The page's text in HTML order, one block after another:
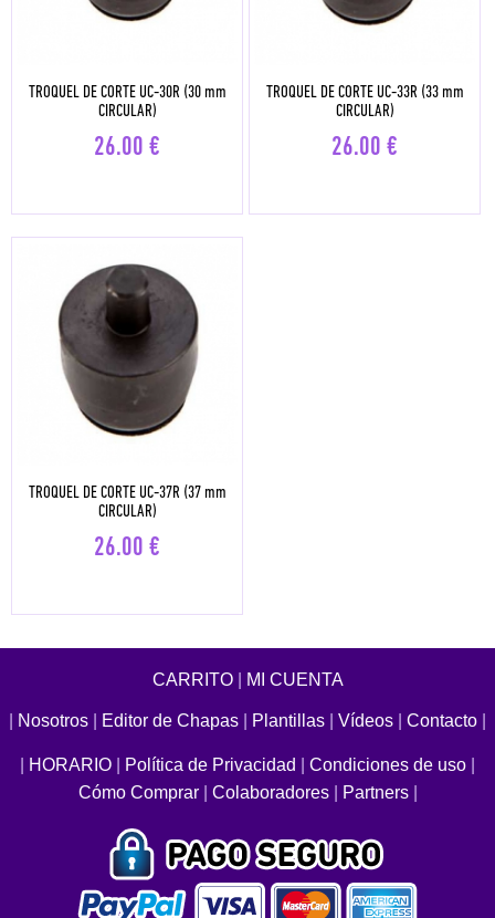
TROQUEL DE CORTE UC-30R (30 mm
CIRCULAR)
26.00 €
TROQUEL DE CORTE UC-33R (33 mm
CIRCULAR)
26.00 €
TROQUEL DE CORTE UC-37R (37 mm
CIRCULAR)
26.00 €
CARRITO| MI CUENTA
Nosotros Editor de Chapas Plantillas Vídeos Contacto
HORARIO Política de Privacidad Condiciones de uso
Cómo Comprar
Colaboradores Partners